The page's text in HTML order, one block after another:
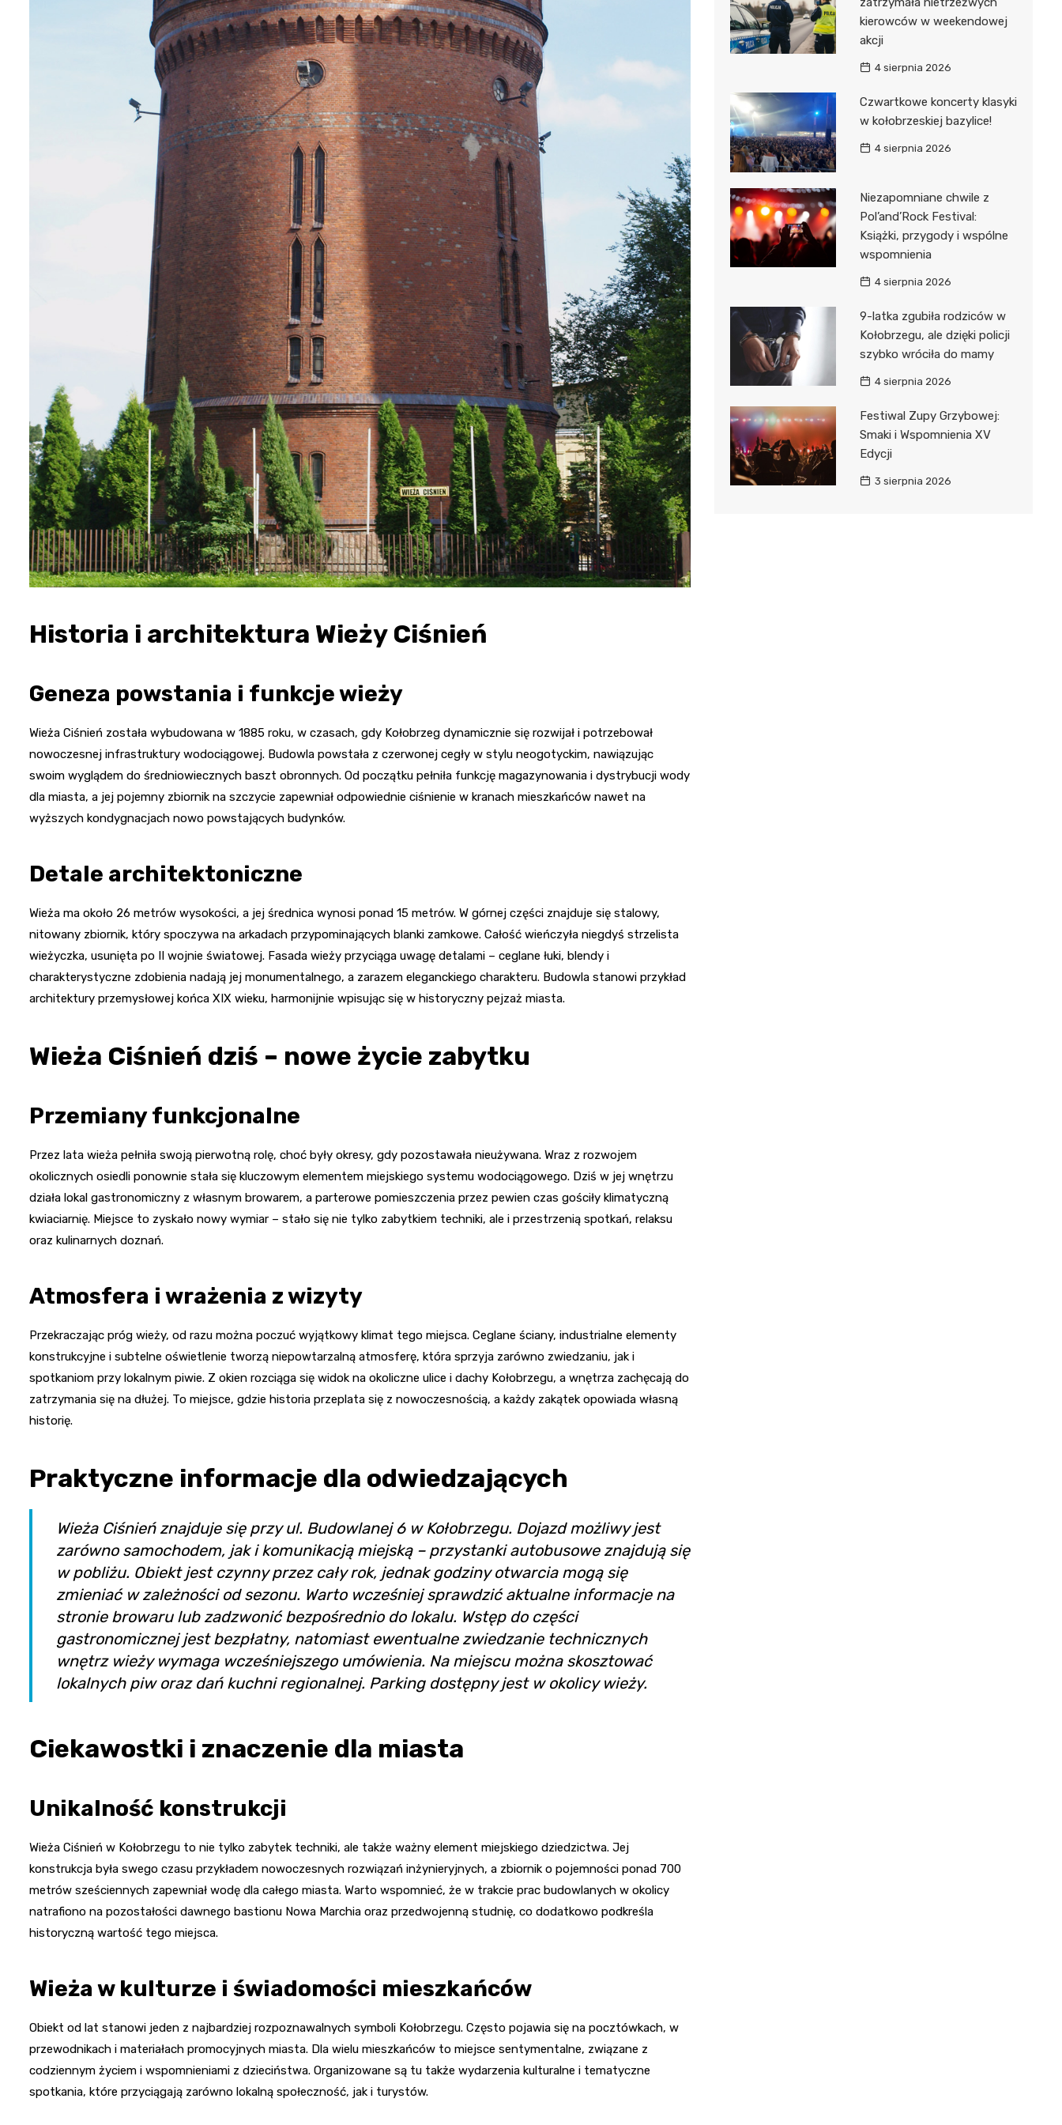
Historia i architektura Wieży Ciśnień
Geneza powstania i funkcje wieży
Wieża Ciśnień została wybudowana w 1885 roku, w czasach, gdy Kołobrzeg dynamicznie się rozwijał i potrzebował
nowoczesnej infrastruktury wodociągowej. Budowla powstała z czerwonej cegły w stylu neogotyckim, nawiązując
swoim wyglądem do średniowiecznych baszt obronnych. Od początku pełniła funkcję magazynowania i dystrybucji wody
dla miasta, a jej pojemny zbiornik na szczycie zapewniał odpowiednie ciśnienie w kranach mieszkańców nawet na
wyższych kondygnacjach nowo powstających budynków.
Detale architektoniczne
Wieża ma około 26 metrów wysokości, a jej średnica wynosi ponad 15 metrów. W górnej części znajduje się stalowy,
nitowany zbiornik, który spoczywa na arkadach przypominających blanki zamkowe. Całość wieńczyła niegdyś strzelista
wieżyczka, usunięta po II wojnie światowej. Fasada wieży przyciąga uwagę detalami – ceglane łuki, blendy i
charakterystyczne zdobienia nadają jej monumentalnego, a zarazem eleganckiego charakteru. Budowla stanowi przykład
architektury przemysłowej końca XIX wieku, harmonijnie wpisując się w historyczny pejzaż miasta.
Wieża Ciśnień dziś – nowe życie zabytku
Przemiany funkcjonalne
Przez lata wieża pełniła swoją pierwotną rolę, choć były okresy, gdy pozostawała nieużywana. Wraz z rozwojem
okolicznych osiedli ponownie stała się kluczowym elementem miejskiego systemu wodociągowego. Dziś w jej wnętrzu
działa lokal gastronomiczny z własnym browarem, a parterowe pomieszczenia przez pewien czas gościły klimatyczną
kwiaciarnię. Miejsce to zyskało nowy wymiar – stało się nie tylko zabytkiem techniki, ale i przestrzenią spotkań, relaksu
oraz kulinarnych doznań.
Atmosfera i wrażenia z wizyty
Przekraczając próg wieży, od razu można poczuć wyjątkowy klimat tego miejsca. Ceglane ściany, industrialne elementy
konstrukcyjne i subtelne oświetlenie tworzą niepowtarzalną atmosferę, która sprzyja zarówno zwiedzaniu, jak i
spotkaniom przy lokalnym piwie. Z okien rozciąga się widok na okoliczne ulice i dachy Kołobrzegu, a wnętrza zachęcają do
zatrzymania się na dłużej. To miejsce, gdzie historia przeplata się z nowoczesnością, a każdy zakątek opowiada własną
historię.
Praktyczne informacje dla odwiedzających
Wieża Ciśnień znajduje się przy ul. Budowlanej 6 w Kołobrzegu. Dojazd możliwy jest
zarówno samochodem, jak i komunikacją miejską – przystanki autobusowe znajdują się
w pobliżu. Obiekt jest czynny przez cały rok, jednak godziny otwarcia mogą się
zmieniać w zależności od sezonu. Warto wcześniej sprawdzić aktualne informacje na
stronie browaru lub zadzwonić bezpośrednio do lokalu. Wstęp do części
gastronomicznej jest bezpłatny, natomiast ewentualne zwiedzanie technicznych
wnętrz wieży wymaga wcześniejszego umówienia. Na miejscu można skosztować
lokalnych piw oraz dań kuchni regionalnej. Parking dostępny jest w okolicy wieży.
Ciekawostki i znaczenie dla miasta
Unikalność konstrukcji
Wieża Ciśnień w Kołobrzegu to nie tylko zabytek techniki, ale także ważny element miejskiego dziedzictwa. Jej
konstrukcja była swego czasu przykładem nowoczesnych rozwiązań inżynieryjnych, a zbiornik o pojemności ponad 700
metrów sześciennych zapewniał wodę dla całego miasta. Warto wspomnieć, że w trakcie prac budowlanych w okolicy
natrafiono na pozostałości dawnego bastionu Nowa Marchia oraz przedwojenną studnię, co dodatkowo podkreśla
historyczną wartość tego miejsca.
Wieża w kulturze i świadomości mieszkańców
Obiekt od lat stanowi jeden z najbardziej rozpoznawalnych symboli Kołobrzegu. Często pojawia się na pocztówkach, w
przewodnikach i materiałach promocyjnych miasta. Dla wielu mieszkańców to miejsce sentymentalne, związane z
codziennym życiem i wspomnieniami z dzieciństwa. Organizowane są tu także wydarzenia kulturalne i tematyczne
spotkania, które przyciągają zarówno lokalną społeczność, jak i turystów.
kierowców w weekendowej
akcji
4 sierpnia 2026
Czwartkowe koncerty klasyki
w kołobrzeskiej bazylice!
4 sierpnia 2026
Niezapomniane chwile z
Pol’and’Rock Festival:
Książki, przygody i wspólne
wspomnienia
4 sierpnia 2026
9-latka zgubiła rodziców w
Kołobrzegu, ale dzięki policji
szybko wróciła do mamy
4 sierpnia 2026
Festiwal Zupy Grzybowej:
Smaki i Wspomnienia XV
Edycji
3 sierpnia 2026